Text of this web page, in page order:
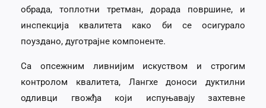
обрада, топлотни третман, дорада површине, и
инспекција квалитета како би се осигурало
поуздано, дуготрајне компоненте.
Са опсежним ливнијим искуством и строгим
контролом квалитета, Лангхе доноси дуктилни
одливци гвожђа који испуњавају захтевне